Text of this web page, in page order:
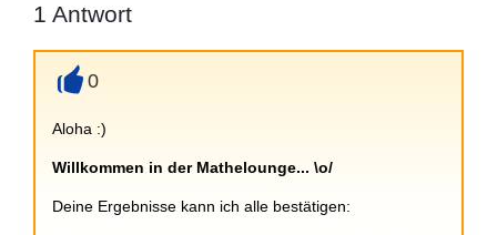
1 Antwort
0
Aloha :)
Willkommen in der Mathelounge... \o/
Deine Ergebnisse kann ich alle bestätigen: